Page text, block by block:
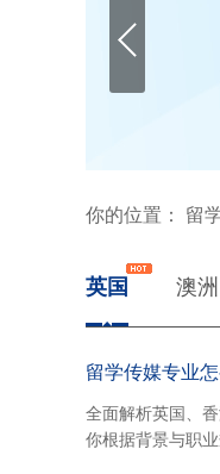
你的位置： 留
英国 澳洲
留学传媒专业
全面解析英国、
你根据背景与职